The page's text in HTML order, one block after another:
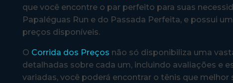
que você encontre o par perfeito para suas
Papaléguas Run e do Passada Perfeita, e possui
preços disponíveis.
O Corrida dos Preços não só disponibiliza uma
detalhadas sobre cada um, incluindo avaliações e
variadas, você poderá encontrar o tênis que